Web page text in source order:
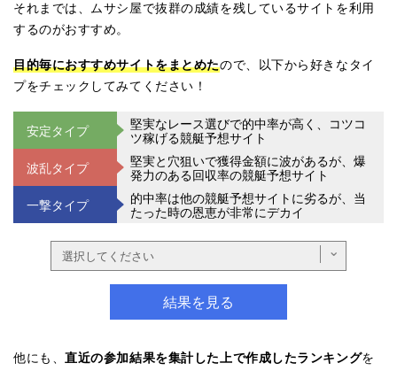
それまでは、ムサシ屋で抜群の成績を残しているサイトを利用
するのがおすすめ。
目的毎におすすめサイトをまとめたので、以下から好きなタイ
プをチェックしてみてください！
安定タイプ
堅実なレース選びで的中率が高く、コツコ
ツ稼げる競艇予想サイト
波乱タイプ
堅実と穴狙いで獲得金額に波があるが、爆
発力のある回収率の競艇予想サイト
一撃タイプ
的中率は他の競艇予想サイトに劣るが、当
たった時の恩恵が非常にデカイ
結果を見る
他にも、直近の参加結果を集計した上で作成したランキングを